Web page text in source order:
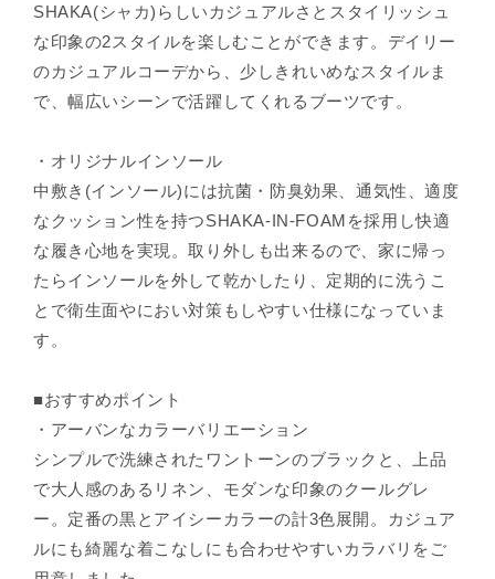
SHAKA(シャカ)らしいカジュアルさとスタイリッシュ
な印象の2スタイルを楽しむことができます。デイリー
のカジュアルコーデから、少しきれいめなスタイルま
で、幅広いシーンで活躍してくれるブーツです。
・オリジナルインソール
中敷き(インソール)には抗菌・防臭効果、通気性、適度
なクッション性を持つSHAKA-IN-FOAMを採用し快適
な履き心地を実現。取り外しも出来るので、家に帰っ
たらインソールを外して乾かしたり、定期的に洗うこ
とで衛生面やにおい対策もしやすい仕様になっていま
す。
■おすすめポイント
・アーバンなカラーバリエーション
シンプルで洗練されたワントーンのブラックと、上品
で大人感のあるリネン、モダンな印象のクールグレ
ー。定番の黒とアイシーカラーの計3色展開。カジュア
ルにも綺麗な着こなしにも合わせやすいカラバリをご